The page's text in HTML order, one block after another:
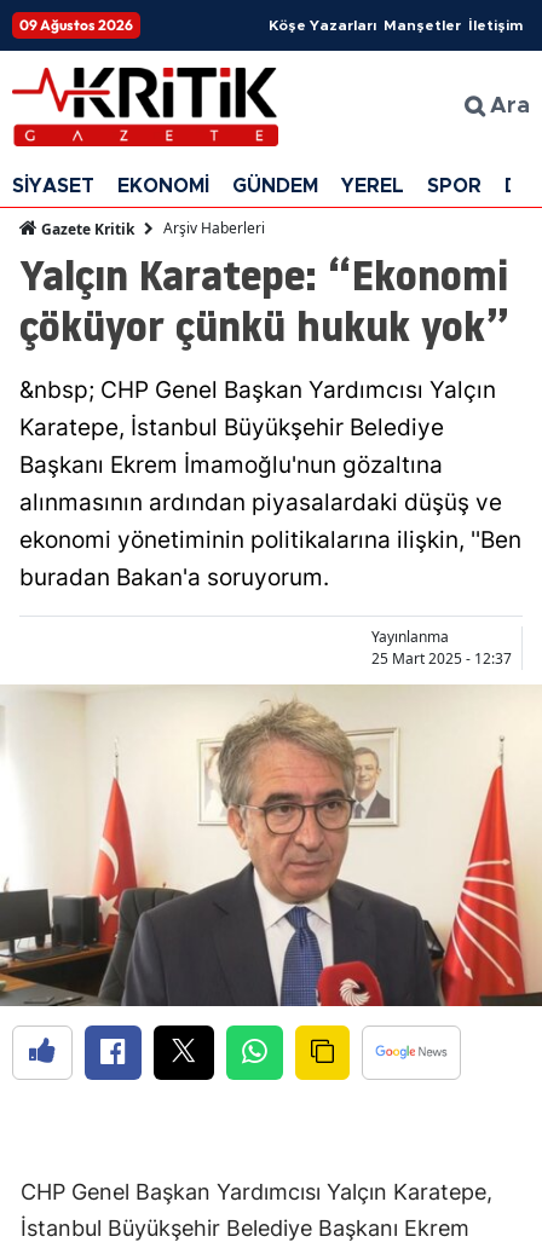
09 Ağustos 2026 Köşe Yazarları Manşetler İletişim
Ara
SİYASET EKONOMİ GÜNDEM YEREL SPOR
Gazete Kritik Arşiv Haberleri
Yalçın Karatepe: “Ekonomi
çöküyor çünkü hukuk yok”
&nbsp; CHP Genel Başkan Yardımcısı Yalçın
Karatepe, İstanbul Büyükşehir Belediye
Başkanı Ekrem İmamoğlu'nun gözaltına
alınmasının ardından piyasalardaki düşüş ve
ekonomi yönetiminin politikalarına ilişkin, ''Ben
buradan Bakan'a soruyorum.
Yayınlanma
25 Mart 2025 - 12:37
CHP Genel Başkan Yardımcısı Yalçın Karatepe,
İstanbul Büyükşehir Belediye Başkanı Ekrem